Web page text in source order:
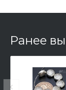
Ранее